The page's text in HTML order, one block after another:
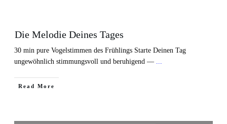
Die Melodie Deines Tages
30 min pure Vogelstimmen des Frühlings Starte Deinen Tag
ungewöhnlich stimmungsvoll und beruhigend — ...
Read More